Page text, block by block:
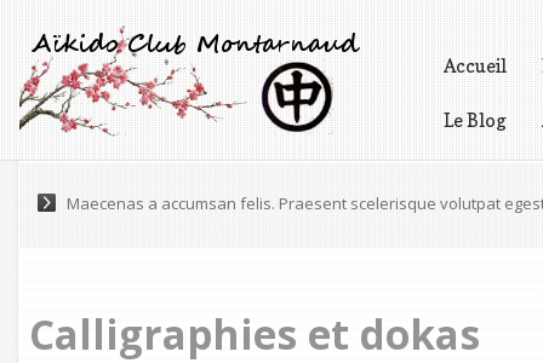
Accueil
Le Blog
Maecenas a accumsan felis. Praesent scelerisque volutpat
Pellentesque varius, tortor nec ultricies pretium, odio est
Calligraphies et dokas